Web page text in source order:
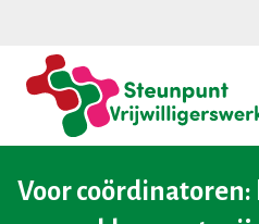
Voor coördinatoren: